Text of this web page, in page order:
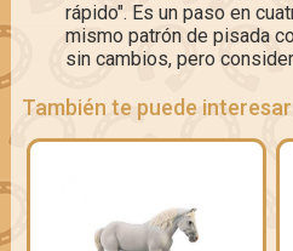
rápido". Es un paso en
mismo patrón de pisada
sin cambios, pero
También te puede interesar